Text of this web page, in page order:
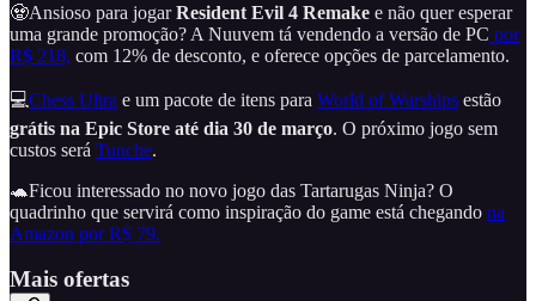
🧟Ansioso para jogarResident Evil 4 Remake e não quer esperar
uma grande promoção? A Nuuvem tá vendendo a versão de PC por
R$ 218, com 12% de desconto, e oferece opções de parcelamento.
💻Chess Ultra e um pacote de itens para World of Warships estão
grátis na Epic Store até dia 30 de março. O próximo jogo sem
custos será Tunche.
🐢Ficou interessado no novo jogo das Tartarugas Ninja? O
quadrinho que servirá como inspiração do game está chegando na
Amazon por R$ 79.
Mais ofertas